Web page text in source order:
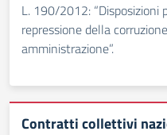
L. 190/2012: “Disposizioni
repressione della
amministrazione”.
Contratti collettivi